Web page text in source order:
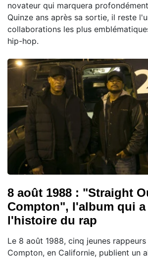
novateur qui marquera
Quinze ans après sa sortie, il reste
collaborations les plus
hip-hop.
8 août 1988 : "Straight
Compton", l'album qui a
l'histoire du rap
Le 8 août 1988, cinq jeunes
Compton, en Californie, publient un